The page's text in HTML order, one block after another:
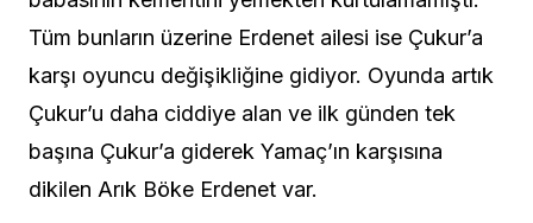
Tüm bunların üzerine Erdenet ailesi ise Çukur’a
karşı oyuncu değişikliğine gidiyor. Oyunda artık
Çukur’u daha ciddiye alan ve ilk günden tek
başına Çukur’a giderek Yamaç’ın karşısına
dikilen Arık Böke Erdenet var.